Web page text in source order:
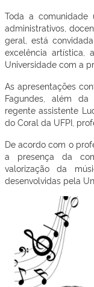
Toda a comunidade
administrativos,
geral, está
excelência artística,
Universidade com a
As apresentações
Fagundes, além
regente assistente
do Coral da UFPI,
De acordo com o
a presença da
valorização da
desenvolvidas pela